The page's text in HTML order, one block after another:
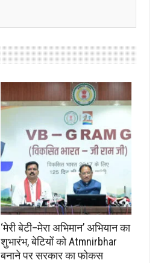
‘मेरी बेटी–मेरा अभिमान’ अभियान का
शुभारंभ, बेटियों को Atmnirbhar
बनाने पर सरकार का फोकस